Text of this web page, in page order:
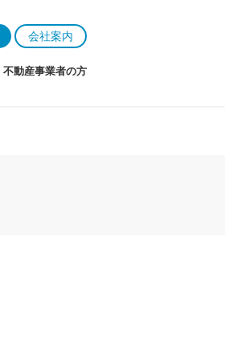
会社案内
不動産事業者の方